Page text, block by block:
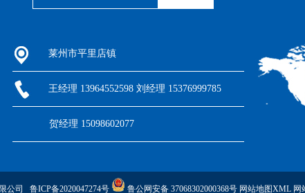
莱州市平里店镇
王经理 13964552598 刘经理 15376999785
贺经理 15098602077
公司 鲁ICP备2020047274号 鲁公网安备 37068302000368号 网站地图XML 网